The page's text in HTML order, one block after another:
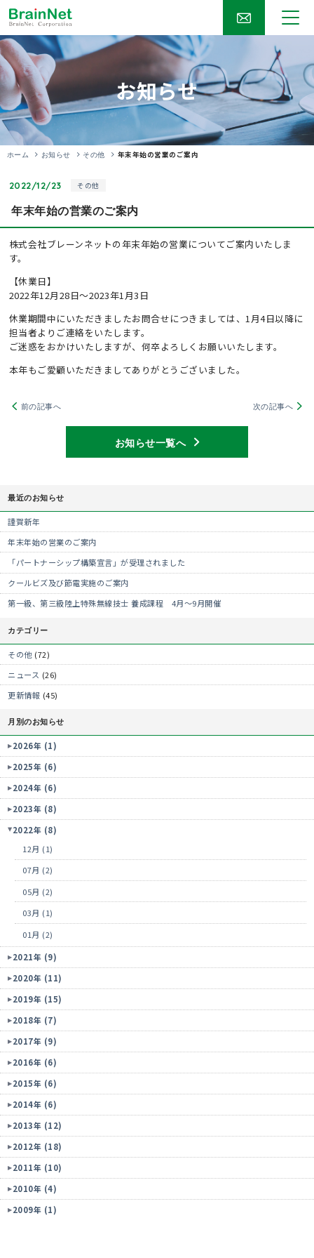
お知らせ
ホーム お知らせ その他 年末年始の営業のご案内
2022/12/23 その他
年末年始の営業のご案内
株式会社ブレーンネットの年末年始の営業についてご案内いたしま
す。
【休業日】
2022年12月28日～2023年1月3日
休業期間中にいただきましたお問合せにつきましては、1月4日以降に
担当者よりご連絡をいたします。
ご迷惑をおかけいたしますが、何卒よろしくお願いいたします。
本年もご愛顧いただきましてありがとうございました。
前の記事へ 次の記事へ
お知らせ一覧へ
最近のお知らせ
謹賀新年
年末年始の営業のご案内
「パートナーシップ構築宣言」が受理されました
クールビズ及び節電実施のご案内
第一級、第三級陸上特殊無線技士 養成課程 4月～9月開催
カテゴリー
その他 (72)
ニュース (26)
更新情報 (45)
月別のお知らせ
2026年 (1)
2025年 (6)
2024年 (6)
2023年 (8)
2022年 (8)
12月 (1)
07月 (2)
05月 (2)
03月 (1)
01月 (2)
2021年 (9)
2020年 (11)
2019年 (15)
2018年 (7)
2017年 (9)
2016年 (6)
2015年 (6)
2014年 (6)
2013年 (12)
2012年 (18)
2011年 (10)
2010年 (4)
2009年 (1)